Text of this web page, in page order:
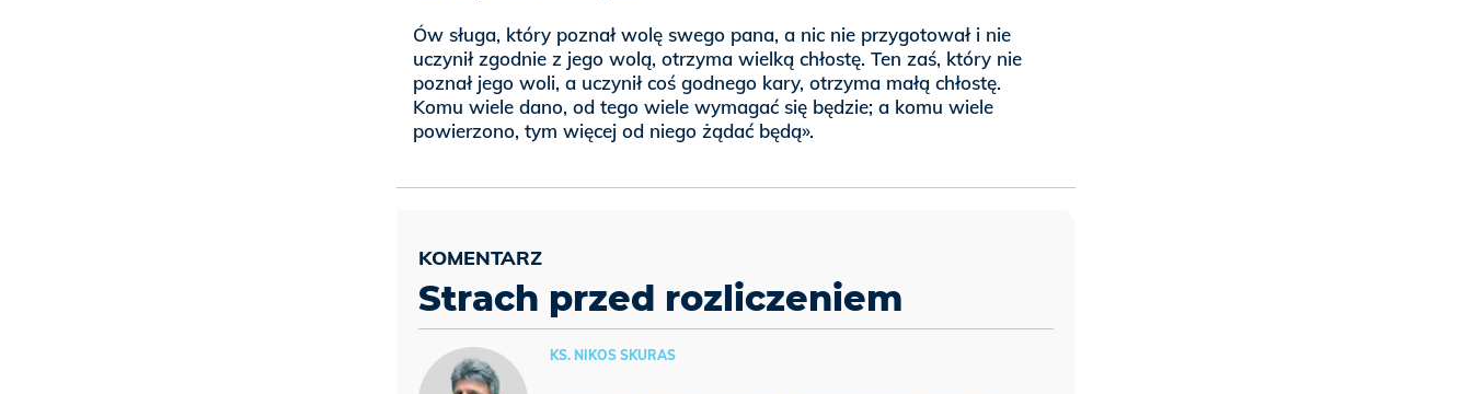
Ów sługa, który poznał wolę swego pana, a nic nie przygotował i nie
uczynił zgodnie z jego wolą, otrzyma wielką chłostę. Ten zaś, który nie
poznał jego woli, a uczynił coś godnego kary, otrzyma małą chłostę.
Komu wiele dano, od tego wiele wymagać się będzie; a komu wiele
powierzono, tym więcej od niego żądać będą».
Strach przed rozliczeniem
KS. NIKOS SKURAS